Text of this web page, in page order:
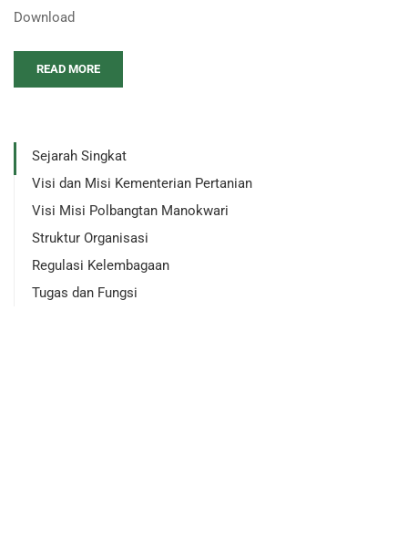
Download
READ MORE
Sejarah Singkat
Visi dan Misi Kementerian Pertanian
Visi Misi Polbangtan Manokwari
Struktur Organisasi
Regulasi Kelembagaan
Tugas dan Fungsi